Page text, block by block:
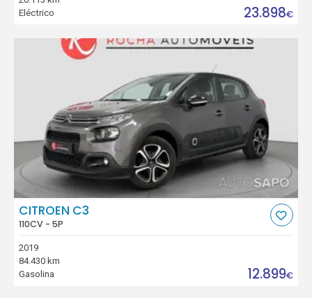
Eléctrico
23.898€
CITROEN C3
110CV - 5P
2019
84.430 km
Gasolina
12.899€